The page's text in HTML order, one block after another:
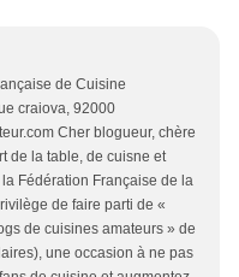
de Cuisine
craiova, 92000
Cher blogueur, chère
de la table, de cuisne et
la Fédération Française de la
de faire parti de «
de cuisines amateurs » de
une occasion à ne pas